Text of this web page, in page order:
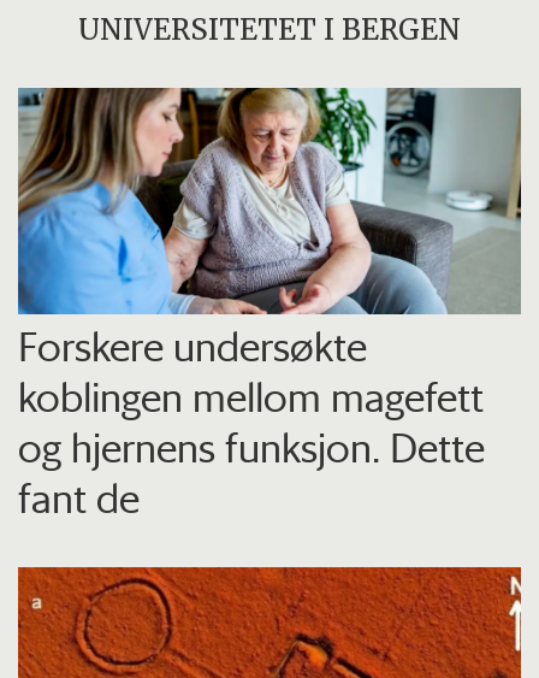
UNIVERSITETET I BERGEN
Forskere undersøkte
koblingen mellom magefett
og hjernens funksjon. Dette
fant de